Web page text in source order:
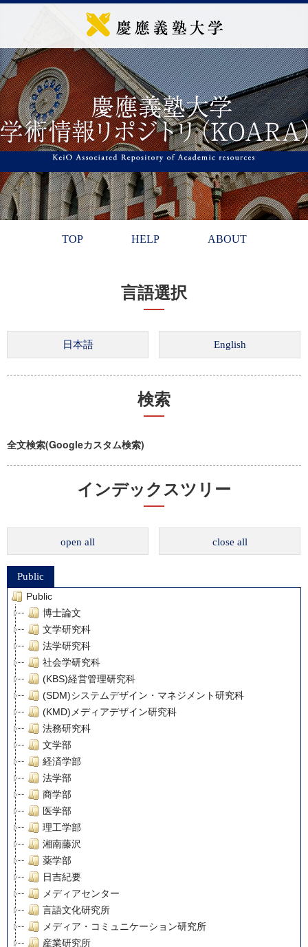
TOP HELP ABOUT
言語選択
検索
全文検索(Googleカスタム検索)
インデックスツリー
open all close all
Public
Public
博士論文
文学研究科
法学研究科
社会学研究科
(KBS)経営管理研究科
(SDM)システムデザイン・マネジメント研究科
(KMD)メディアデザイン研究科
法務研究科
文学部
経済学部
法学部
商学部
医学部
理工学部
湘南藤沢
薬学部
日吉紀要
メディアセンター
言語文化研究所
メディア・コミュニケーション研究所
産業研究所